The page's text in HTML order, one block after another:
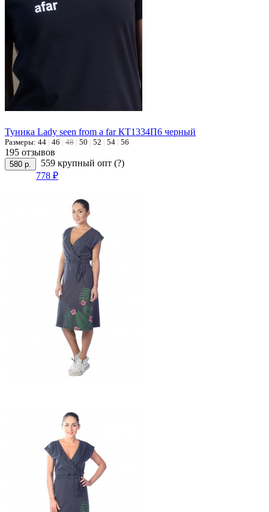
Туника Lady seen from a far КТ1334П6 черный
Размеры: 44 | 46 | 48 | 50 | 52 | 54 | 56
195 отзывов
580 р. 559 крупный опт (?)
778 ₽